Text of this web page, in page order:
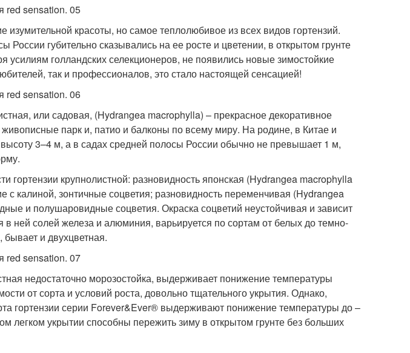
изумительной красоты, но самое теплолюбивое из всех видов гортензий.
России губительно сказывались на ее росте и цветении, в открытом грунте
усилиям голландских селекционеров, не появились новые зимостойкие
так и профессионалов, это стало настоящей сенсацией!
или садовая, (Hydrangea macrophylla) – прекрасное декоративное
парк и, патио и балконы по всему миру. На родине, в Китае и
высоту 3–4 м, а в садах средней полосы России обычно не превышает 1 м,
гортензии крупнолистной: разновидность японская (Hydrangea macrophylla
калиной, зонтичные соцветия; разновидность переменчивая (Hydrangea
и полушаровидные соцветия. Окраска соцветий неустойчивая и зависит
в ней солей железа и алюминия, варьируется по сортам от белых до темно-
и двухцветная.
недостаточно морозостойка, выдерживает понижение температуры
от сорта и условий роста, довольно тщательного укрытия. Однако,
гортензии серии Forever&Ever® выдерживают понижение температуры до –
легком укрытии способны пережить зиму в открытом грунте без больших